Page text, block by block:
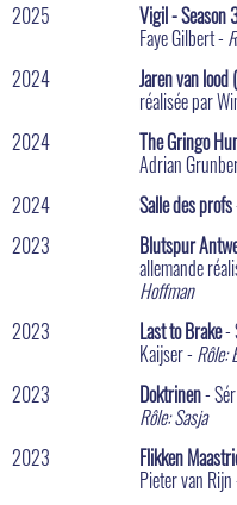
2025 Vigil - Season
Faye Gilbert -
2024
Jaren van
réalisée par
2024
The Gringo
Adrian
2024
Salle des profs
2023
Blutspur
allemande
Hoffman
2023
Last to Brake-
Kaijser - Rôle:
2023
Doktrinen-
Rôle: Sasja
2023
Flikken
Pieter van Rijn